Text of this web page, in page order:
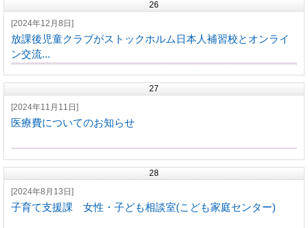
26
[2024年12月8日]
放課後児童クラブがストックホルム日本人補習校とオンライ
ン交流...
27
[2024年11月11日]
医療費についてのお知らせ
28
[2024年8月13日]
子育て支援課 女性・子ども相談室(こども家庭センター)